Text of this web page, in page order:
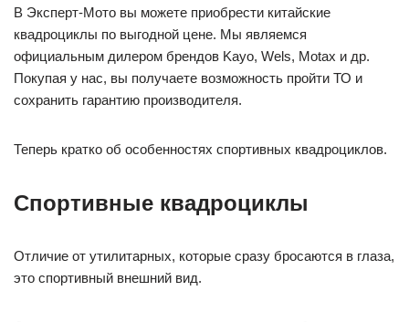
В Эксперт-Мото вы можете приобрести китайские
квадроциклы по выгодной цене. Мы являемся
официальным дилером брендов Kayo, Wels, Motax и др.
Покупая у нас, вы получаете возможность пройти ТО и
сохранить гарантию производителя.
Теперь кратко об особенностях спортивных квадроциклов.
Спортивные квадроциклы
Отличие от утилитарных, которые сразу бросаются в глаза,
это спортивный внешний вид.